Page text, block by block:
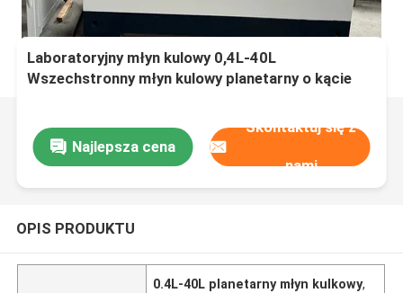
Laboratoryjny młyn kulowy 0,4L-40L
Wszechstronny młyn kulowy planetarny o kącie
Najlepsza cena
Skontaktuj się z
nami
OPIS PRODUKTU
0.4L-40L planetarny młyn kulkowy,